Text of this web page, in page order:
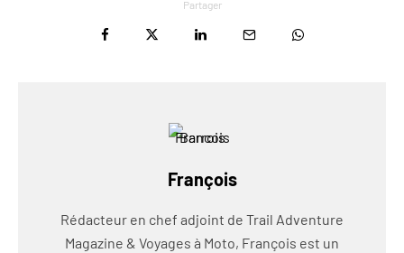
Partager
François
Rédacteur en chef adjoint de Trail Adventure
Magazine & Voyages à Moto, François est un